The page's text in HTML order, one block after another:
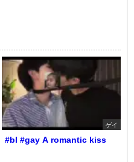
ゲイ
#bl #gay A romantic kiss